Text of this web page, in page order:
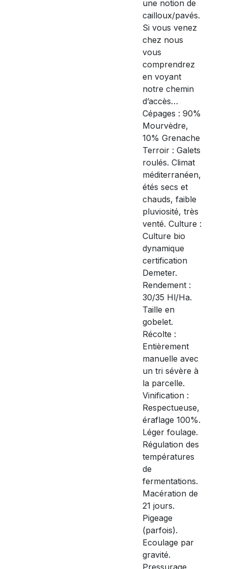
une notion de
cailloux/pavés.
Si vous venez
chez nous
vous
comprendrez
en voyant
notre chemin
d’accès…
Cépages : 90%
Mourvèdre,
10% Grenache
Terroir : Galets
roulés. Climat
méditerranéen,
étés secs et
chauds, faible
pluviosité, très
venté. Culture :
Culture bio
dynamique
certification
Demeter.
Rendement :
30/35 Hl/Ha.
Taille en
gobelet.
Récolte :
Entièrement
manuelle avec
un tri sévère à
la parcelle.
Vinification :
Respectueuse,
éraflage 100%.
Léger foulage.
Régulation des
températures
de
fermentations.
Macération de
21 jours.
Pigeage
(parfois).
Ecoulage par
gravité.
Pressurage